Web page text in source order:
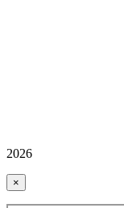
2026
×